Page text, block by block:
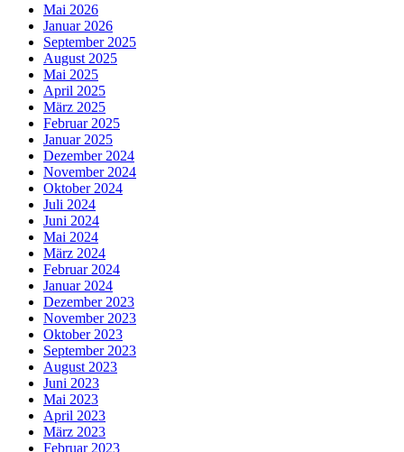
Mai 2026
Januar 2026
September 2025
August 2025
Mai 2025
April 2025
März 2025
Februar 2025
Januar 2025
Dezember 2024
November 2024
Oktober 2024
Juli 2024
Juni 2024
Mai 2024
März 2024
Februar 2024
Januar 2024
Dezember 2023
November 2023
Oktober 2023
September 2023
August 2023
Juni 2023
Mai 2023
April 2023
März 2023
Februar 2023